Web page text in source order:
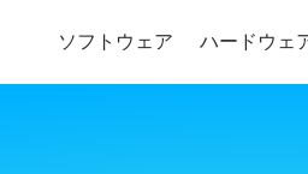
ソフトウェア ハードウェ